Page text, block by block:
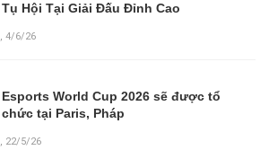
Tụ Hội Tại Giải Đấu Đỉnh Cao
,4/6/26
Esports World Cup 2026 sẽ được tổ
chức tại Paris, Pháp
, 22/5/26